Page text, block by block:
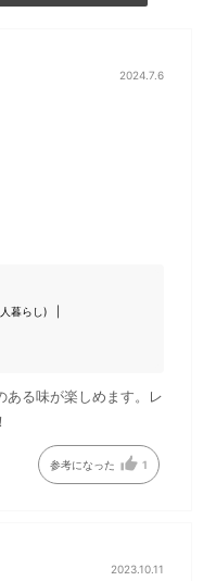
さつま芋の風味が口いっ
ふんわりと残るシンプル
、全粉乳、ローストオニ
等を主要原料とする食
粘多糖類、酸化防止剤
）
姜が効いたベジタリアン
みに、野菜のシャキシャ
参、大麦、生姜）／酸化
2024.7.6
暮らし)
ある味が楽しめます。レ
参考になった 1
2023.10.11